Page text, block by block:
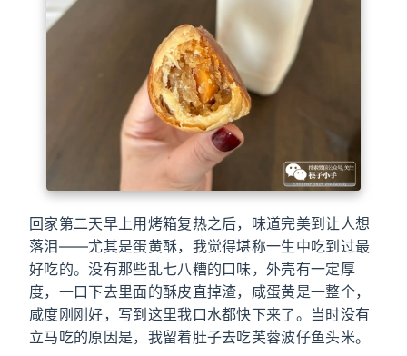
回家第二天早上用烤箱复热之后，味道完美到让人想
落泪——尤其是蛋黄酥，我觉得堪称一生中吃到过最
好吃的。没有那些乱七八糟的口味，外壳有一定厚
度，一口下去里面的酥皮直掉渣，咸蛋黄是一整个，
咸度刚刚好，写到这里我口水都快下来了。当时没有
立马吃的原因是，我留着肚子去吃芙蓉波仔鱼头米。